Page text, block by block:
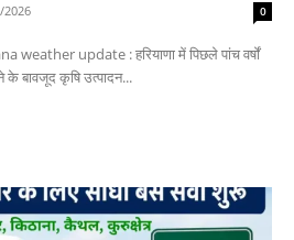
2026 0
weather update : हरियाणा में पिछले पांच वर्षों
के बावजूद कृषि उत्पादन...